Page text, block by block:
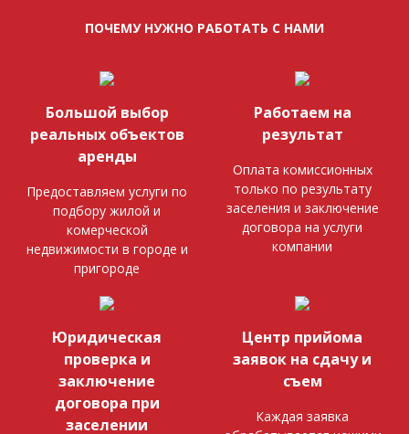
ПОЧЕМУ НУЖНО РАБОТАТЬ С НАМИ
Большой выбор
реальных объектов
аренды
Предоставляем услуги по
подбору жилой и
комерческой
недвижимости в городе и
пригороде
Работаем на
результат
Оплата комиссионных
только по результату
заселения и заключение
договора на услуги
компании
Юридическая
проверка и
заключение
договора при
заселении
Центр прийома
заявок на сдачу и
съем
Каждая заявка